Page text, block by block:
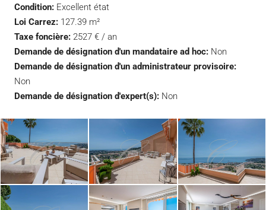
Condition: Excellent état
Loi Carrez: 127.39 m²
Taxe foncière: 2527 € / an
Demande de désignation d'un mandataire ad hoc: Non
Demande de désignation d'un administrateur provisoire:
Non
Demande de désignation d'expert(s): Non